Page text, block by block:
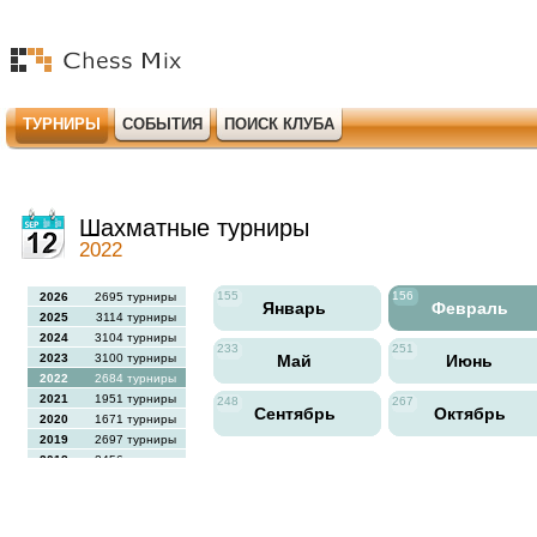
ТУРНИРЫ СОБЫТИЯ ПОИСК КЛУБА
Шахматные турниры
2022
2026
2695 турниры
2025
3114 турниры
2024
3104 турниры
2023
3100 турниры
2022
2684 турниры
2021
1951 турниры
2020
1671 турниры
2019
2697 турниры
2018
2456 турниры
155
Январь
156
Февраль
233
Май
251
Июнь
248
Сентябрь
267
Октябрь